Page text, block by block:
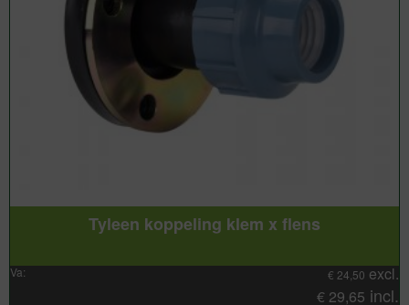
Tyleen koppeling klem x flens
Va: € 24,50 excl.
€ 29,65 incl.